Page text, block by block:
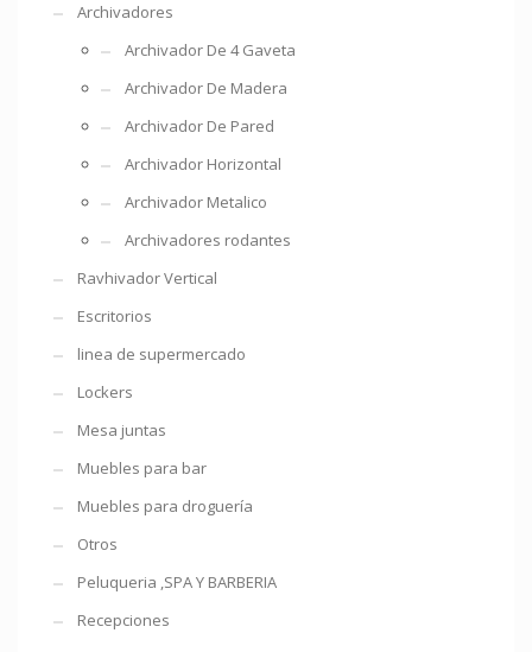
Archivadores
Archivador De 4 Gaveta
Archivador De Madera
Archivador De Pared
Archivador Horizontal
Archivador Metalico
Archivadores rodantes
Ravhivador Vertical
Escritorios
linea de supermercado
Lockers
Mesa juntas
Muebles para bar
Muebles para droguería
Otros
Peluqueria ,SPA Y BARBERIA
Recepciones